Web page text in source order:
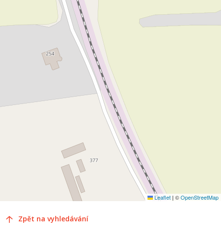
Leaflet | ©OpenStreetMap
Zpět na vyhledávání